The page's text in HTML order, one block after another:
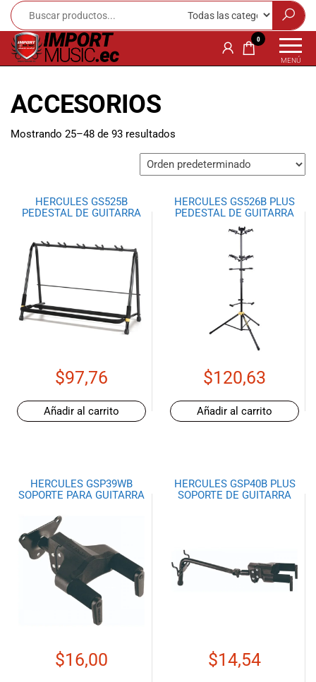
Music
Ecuador!
tienda
especializada
en
musicales,
equipo de
iluminación
música.
Ofrecemos una
amplia gama
de productos
de las mejores
marcas del
guitarras, bajos
hasta
amplificadores,
contamos con
de viento,
teclados y
accesorios
para satisfacer
Nuestro equipo
MENÚ
0
ACCESORIOS
Mostrando 25–48 de 93 resultados
HERCULES GS525B
PEDESTAL DE GUITARRA
$97,76
Añadir al carrito
HERCULES GS526B PLUS
PEDESTAL DE GUITARRA
$120,63
Añadir al carrito
HERCULES GSP39WB
SOPORTE PARA GUITARRA
$16,00
HERCULES GSP40B PLUS
SOPORTE DE GUITARRA
$14,54